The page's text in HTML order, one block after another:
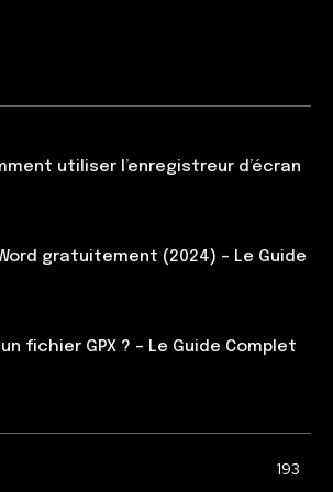
utiliser l’enregistreur d’écran
gratuitement (2024) – Le Guide
fichier GPX ? – Le Guide Complet
193